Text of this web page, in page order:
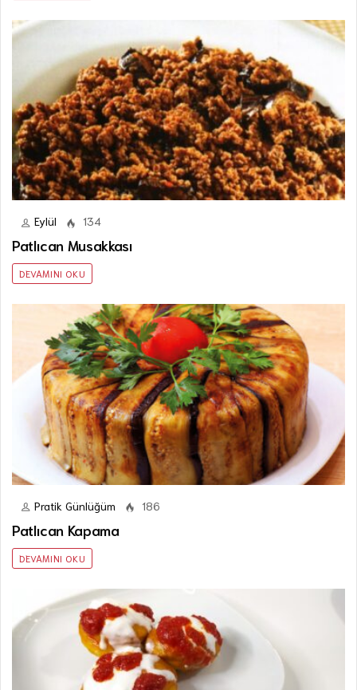
Eylül 134
Patlıcan Musakkası
DEVAMINI OKU
Pratik Günlüğüm 186
Patlıcan Kapama
DEVAMINI OKU